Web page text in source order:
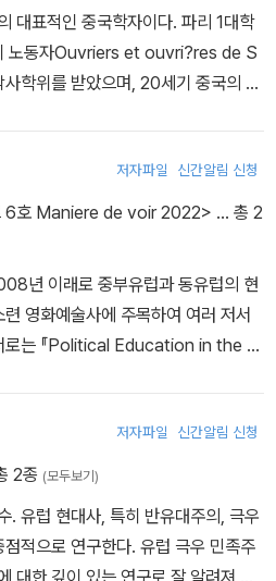
이 붕괴한 이후 유대-볼셰비즘 문제
어졌다. 그러나 유대-볼셰비즘 신화
는, 형태만 달리해 오늘날까지 이어
. 최근 우익 극단주의자들은 유대-볼
‘유라비아(Eurabia)’라는 망령을 퇴
신의 소설 『The Turner Diaries 터너
의자들이 전 세계의 백인사회를 파
날 열렬한 백인우월주의자들은 『터
을 얻어, 무슬림과의 전쟁을 선포하고
라지기 시작했지만, 유대인 음모의
터무니없고 수준 이하의 주장을 한
한 세력으로 몰아 정치적으로 고립시
될 것이다. 노란조끼 운동을 깎아내
대통령이 2017년부터 추진했던 전
대표적인 중국학자이다. 파리 1대학
노동자Ouvriers et ouvri?res de S
학위를 받았으며, 20세기 중국의 노
et le tigre: Mao, un destin chinoi
학과 국립동양어문화대학(INALCO)
년 현재 국립동양어문화대학 및
저자파일 신간알림 신청
6호 Maniere de voir 2022> … 총 2
년 이래로 중부유럽과 동유럽의 현
영화예술사에 주목하여 여러 저서
로는 『Political Education in the S
년』(2015), 『La Grande Guerre
이 있다.
저자파일 신간알림 신청
2종 (모두보기)
. 유럽 현대사, 특히 반유대주의, 극우
적으로 연구한다. 유럽 극우 민족주
대한 깊이 있는 연구로 잘 알려져 있